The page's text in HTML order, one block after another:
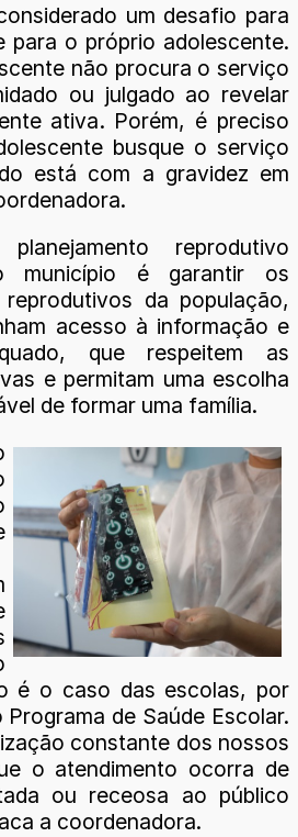
um desafio para
para o próprio adolescente.
não procura o serviço
ou julgado ao revelar
ativa. Porém, é preciso
busque o serviço
está com a gravidez em
reprodutivo
município é garantir os
da população,
acesso à informação e
que respeitem as
e permitam uma escolha
de formar uma família.
é o caso das escolas, por
de Saúde Escolar.
constante dos nossos
o atendimento ocorra de
ou receosa ao público
a coordenadora.